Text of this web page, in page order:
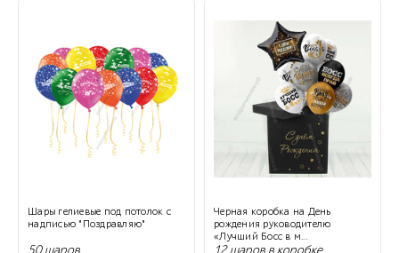
Шары гелиевые под потолок с
надписью "Поздравляю"
Черная коробка на День
рождения руководителю
«Лучший Босс в м...